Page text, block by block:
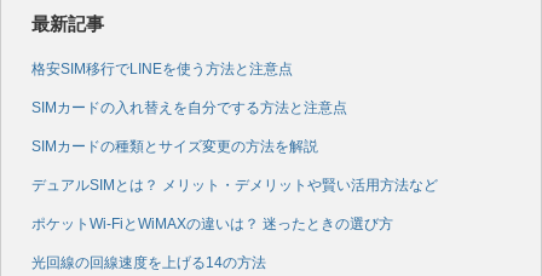
最新記事
格安SIM移行でLINEを使う方法と注意点
SIMカードの入れ替えを自分でする方法と注意点
SIMカードの種類とサイズ変更の方法を解説
デュアルSIMとは？ メリット・デメリットや賢い活用方法など
ポケットWi-FiとWiMAXの違いは？ 迷ったときの選び方
光回線の回線速度を上げる14の方法